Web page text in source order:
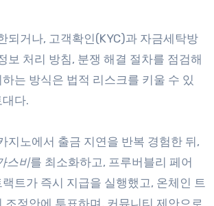
되거나, 고객확인(KYC)과 자금세탁방
처리 방침, 분쟁 해결 절차를 점검해
는 방식은 법적 리스크를 키울 수 있
다.
지노에서 출금 지연을 반복 경험한 뒤,
스비를 최소화하고, 프루버블리 페어
트가 즉시 지급을 실행했고, 온체인 트
정안에 투표하며, 커뮤니티 제안으로